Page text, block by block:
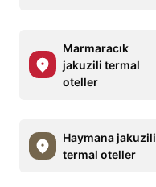
Marmaracık
jakuzili termal
oteller
Haymana jakuzili
termal oteller